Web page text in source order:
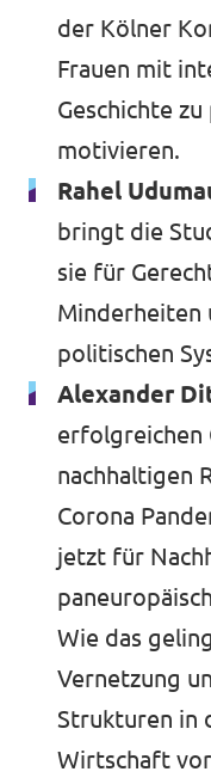
der Kölner
Frauen mit
Geschichte
motivieren.
Rahel
bringt die
sie für
Minderheiten
politischen
Alexander
erfolgreichen
nachhaltigen
Corona
jetzt für
Wie das
Vernetzung
Strukturen in
Wirtschaft